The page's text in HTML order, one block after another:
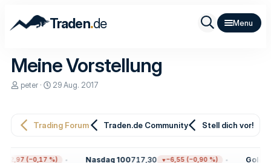
Traden.de
Meine Vorstellung
E
e
peter
E
e
29 Aug. 2017
Trading Forum Traden.de Community Stell dich vor!
(−0,17 %) Nasdaq 100717,30 −6,55 (−0,90 %) Gold